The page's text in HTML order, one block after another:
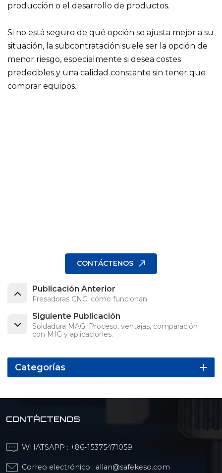
producción o el desarrollo de productos.
Si no está seguro de qué opción se ajusta mejor a su
situación, la subcontratación suele ser la opción de
menor riesgo, especialmente si desea costes
predecibles y una calidad constante sin tener que
comprar equipos.
CONTÁCTENOS
Publicación Anterior
Fresadoras CNC: cómo funcionan
Siguiente Publicación
Soldadura MAG: Proceso, ventajas, comparación
con MIG y aplicaciones.
Categorías
CONTÁCTENOS
WHATSAPP : +86-15375471059
Correo electrónico : allan@safekeso.com